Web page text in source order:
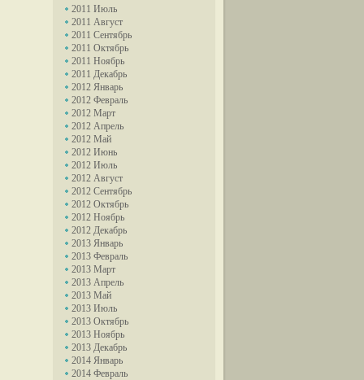
2011 Июль
2011 Август
2011 Сентябрь
2011 Октябрь
2011 Ноябрь
2011 Декабрь
2012 Январь
2012 Февраль
2012 Март
2012 Апрель
2012 Май
2012 Июнь
2012 Июль
2012 Август
2012 Сентябрь
2012 Октябрь
2012 Ноябрь
2012 Декабрь
2013 Январь
2013 Февраль
2013 Март
2013 Апрель
2013 Май
2013 Июль
2013 Октябрь
2013 Ноябрь
2013 Декабрь
2014 Январь
2014 Февраль